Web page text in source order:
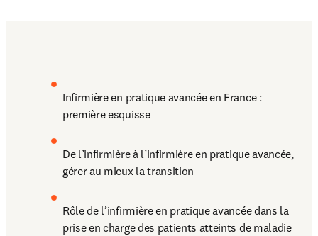
Infirmière en pratique avancée en France :
première esquisse
De l’infirmière à l’infirmière en pratique avancée,
gérer au mieux la transition
Rôle de l’infirmière en pratique avancée dans la
prise en charge des patients atteints de maladie